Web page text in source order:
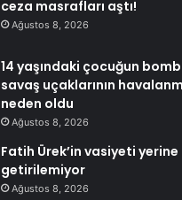
ceza masrafları aştı!
Ağustos 8, 2026
14 yaşındaki çocuğun
savaş uçaklarının
neden oldu
Ağustos 8, 2026
Fatih Ürek’in vasiyeti yerine
getirilemiyor
Ağustos 8, 2026